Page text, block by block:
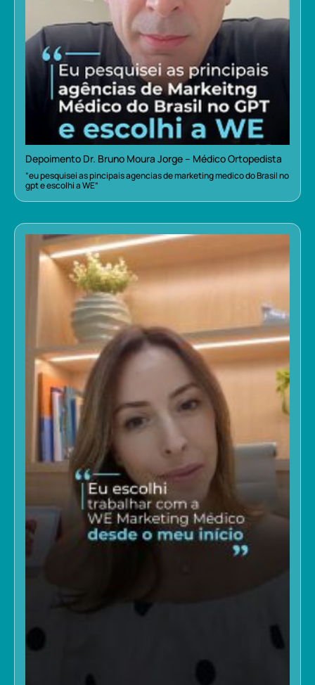
Depoimento Dr. Bruno Moura Jorge – Médico Ortopedista
“eu pesquisei as pincipais agencias de marketing medico do Brasil no
gpt e escolhi a WE”